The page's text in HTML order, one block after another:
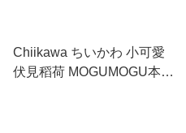
Chiikawa ちいかわ 小可愛
伏見稻荷 MOGUMOGU本舖